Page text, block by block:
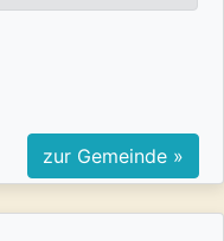
zur Gemeinde »